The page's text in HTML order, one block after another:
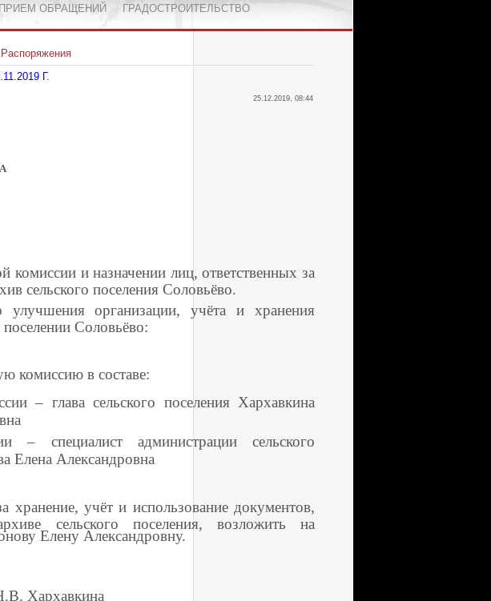
ПРИЕМ ОБРАЩЕНИЙ ГРАДОСТРОИТЕЛЬСТВО
Распоряжения
Г.
25.12.2019, 08:44
комиссии и назначении лиц, ответственных за
сельского поселения Соловьёво.
улучшения организации, учёта и хранения
Соловьёво:
комиссию в составе:
– глава сельского поселения Хархавкина
– специалист администрации сельского
Елена Александровна
хранение, учёт и использование документов,
сельского поселения, возложить на
Елену Александровну.
Хархавкина